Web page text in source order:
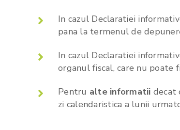
In cazul Declaratiei
pana la termenul de
In cazul Declaratiei
organul fiscal, care nu poate
Pentru alte informatii decat
zi calendaristica a lunii